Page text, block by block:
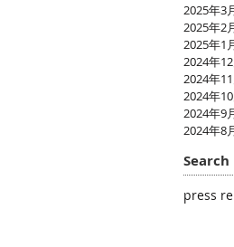
2025年3
2025年2
2025年1
2024年
2024年
2024年
2024年9
2024年8
Search
press